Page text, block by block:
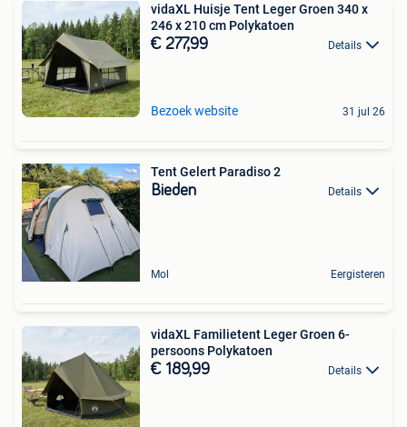
vidaXL Huisje Tent Leger Groen 340 x
246 x 210 cm Polykatoen
€ 277,99 Details
Bezoek website 31 jul 26
Tent Gelert Paradiso 2
Bieden Details
Mol Eergisteren
vidaXL Familietent Leger Groen 6-
persoons Polykatoen
€ 189,99 Details